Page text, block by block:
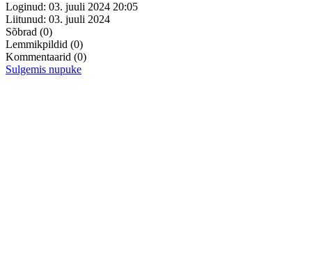
Loginud: 03. juuli 2024 20:05
Liitunud: 03. juuli 2024
Sõbrad (0)
Lemmikpildid (0)
Kommentaarid (0)
Sulgemis nupuke